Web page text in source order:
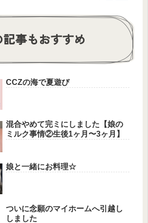
記事もおすすめ
CCZの海で夏遊び
混合やめて完ミにしました【娘の
ミルク事情②生後1ヶ月〜3ヶ月】
娘と一緒にお料理☆
ついに念願のマイホームへ引越し
しました